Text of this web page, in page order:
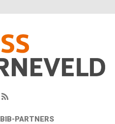
BIB-PARTNERS